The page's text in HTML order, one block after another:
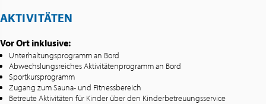
AKTIVITÄTEN
Vor Ort inklusive:
Unterhaltungsprogramm an Bord
Abwechslungsreiches Aktivitätenprogramm an Bord
Sportkursprogramm
Zugang zum Sauna- und Fitnessbereich
Betreute Aktivitäten für Kinder über den Kinderbetreuungsservice